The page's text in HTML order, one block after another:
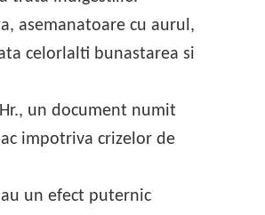
asemanatoare cu aurul,
celorlalti bunastarea si
un document numit
impotriva crizelor de
un efect puternic